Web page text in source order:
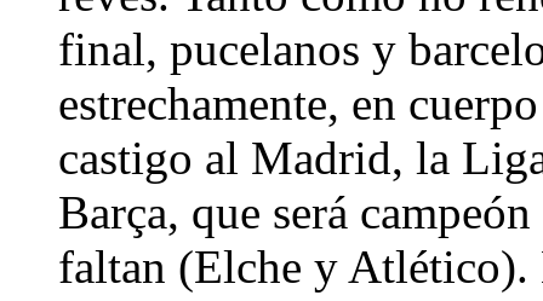
final, pucelanos y
estrechamente, en
castigo al Madrid, la
Barça, que será
faltan (Elche y